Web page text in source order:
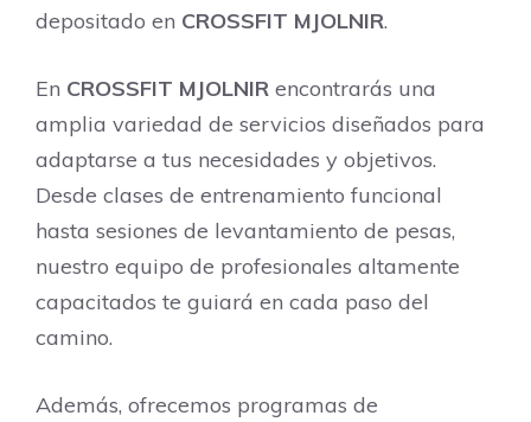
depositado en CROSSFIT MJOLNIR.
En CROSSFIT MJOLNIR encontrarás una
amplia variedad de servicios diseñados para
adaptarse a tus necesidades y objetivos.
Desde clases de entrenamiento funcional
hasta sesiones de levantamiento de pesas,
nuestro equipo de profesionales altamente
capacitados te guiará en cada paso del
camino.
Además, ofrecemos programas de